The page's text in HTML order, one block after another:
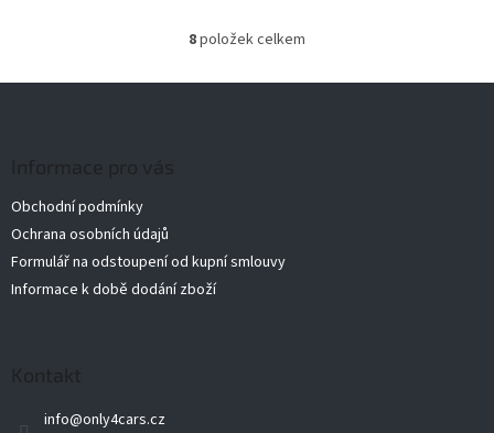
O
l
v
8položek celkem
Informace pro vás
Obchodní podmínky
Ochrana osobních údajů
Formulář na odstoupení od kupní smlouvy
Informace k době dodání zboží
Kontakt
info@only4cars.cz